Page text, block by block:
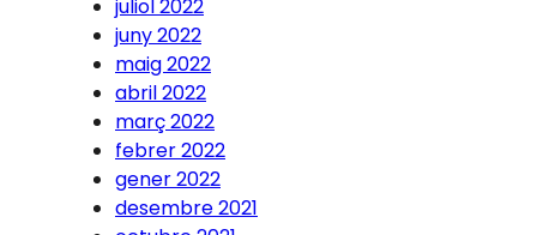
juliol 2022
juny 2022
maig 2022
abril 2022
març 2022
febrer 2022
gener 2022
desembre 2021